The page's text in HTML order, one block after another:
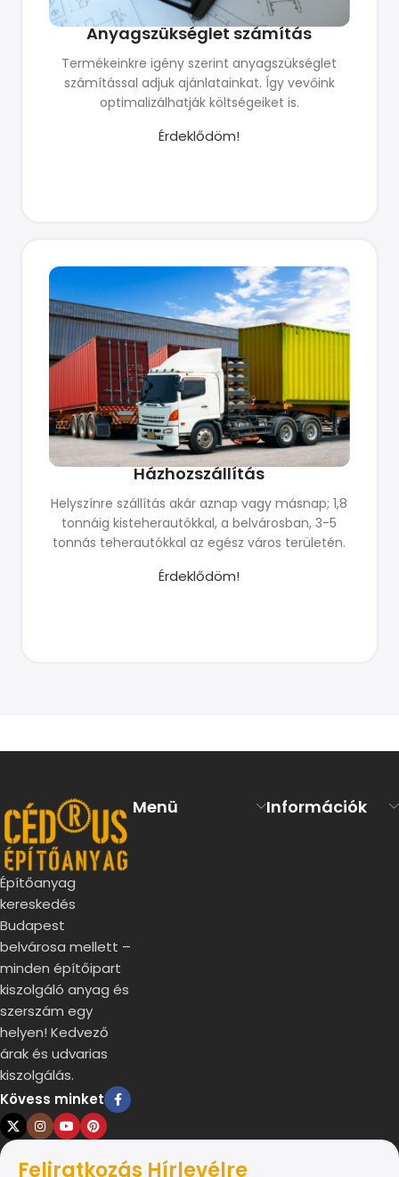
Anyagszükséglet számítás
Termékeinkre igény szerint anyagszükséglet
számítással adjuk ajánlatainkat. Így vevőink
optimalizálhatják költségeiket is.
Érdeklődöm!
Házhozszállítás
Helyszínre szállítás akár aznap vagy másnap; 1,8
tonnáig kisteherautókkal, a belvárosban, 3-5
tonnás teherautókkal az egész város területén.
Érdeklődöm!
Építőanyag
kereskedés
Budapest
belvárosa mellett –
minden építőipart
kiszolgáló anyag és
szerszám egy
helyen! Kedvező
árak és udvarias
kiszolgálás.
Kövess minket
Menü Információk
Feliratkozás Hírlevélre